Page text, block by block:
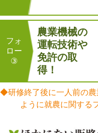
フォ
ロー
③
農業機械の
運転技術や
免許の取
得！
◆研修終了後に一人前の農
ように就農に関する